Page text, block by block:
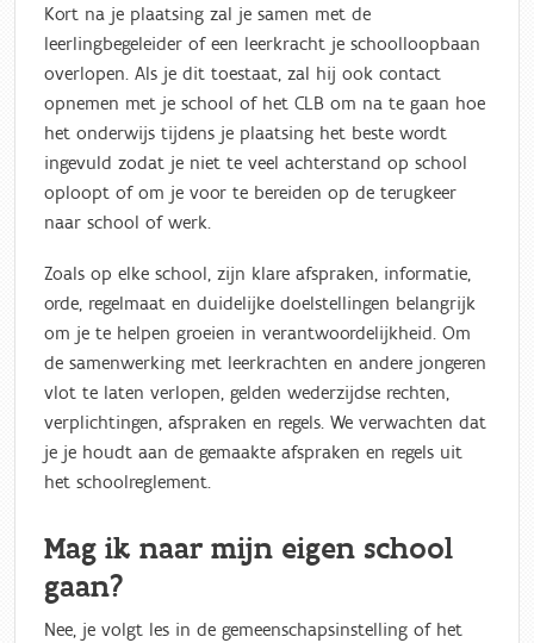
Kort na je plaatsing zal je samen met de
leerlingbegeleider of een leerkracht je schoolloopbaan
overlopen. Als je dit toestaat, zal hij ook contact
opnemen met je school of het CLB om na te gaan hoe
het onderwijs tijdens je plaatsing het beste wordt
ingevuld zodat je niet te veel achterstand op school
oploopt of om je voor te bereiden op de terugkeer
naar school of werk.
Zoals op elke school, zijn klare afspraken, informatie,
orde, regelmaat en duidelijke doelstellingen belangrijk
om je te helpen groeien in verantwoordelijkheid. Om
de samenwerking met leerkrachten en andere jongeren
vlot te laten verlopen, gelden wederzijdse rechten,
verplichtingen, afspraken en regels. We verwachten dat
je je houdt aan de gemaakte afspraken en regels uit
het schoolreglement.
Mag ik naar mijn eigen school
gaan?
Nee, je volgt les in de gemeenschapsinstelling of het